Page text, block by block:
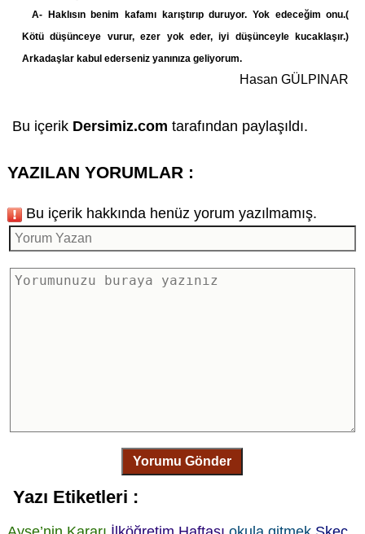
A- Haklısın benim kafamı karıştırıp duruyor. Yok edeceğim onu.(
Kötü düşünceye vurur, ezer yok eder, iyi düşünceyle kucaklaşır.)
Arkadaşlar kabul ederseniz yanınıza geliyorum.
Hasan GÜLPINAR
Bu içerik Dersimiz.com tarafından paylaşıldı.
YAZILAN YORUMLAR :
Bu içerik hakkında henüz yorum yazılmamış.
Yorumu Gönder
Yazı Etiketleri :